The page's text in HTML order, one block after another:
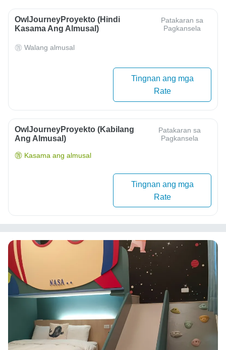
OwlJourneyProyekto (Hindi
Kasama Ang Almusal)
Patakaran sa
Pagkansela
Walang almusal
Tingnan ang mga
Rate
OwlJourneyProyekto (Kabilang
Ang Almusal)
Patakaran sa
Pagkansela
Kasama ang almusal
Tingnan ang mga
Rate